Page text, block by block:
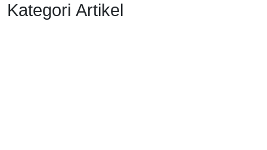
Kategori Artikel